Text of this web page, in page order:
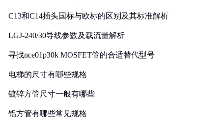
C13和C14插头国标与欧标的区别及其标准解析
LGJ-240/30导线参数及载流量解析
寻找nce01p30k MOSFET管的合适替代型号
电梯的尺寸有哪些规格
镀锌方管尺寸一般有哪些
铝方管有哪些常见规格